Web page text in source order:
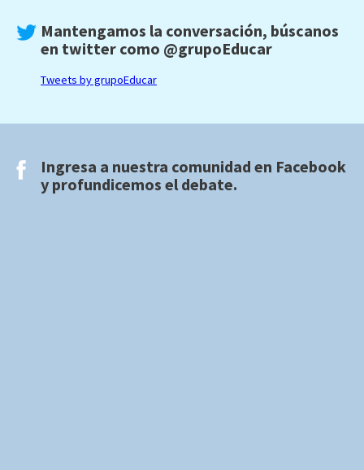
Mantengamos la conversación, búscanos
en twitter como @grupoEducar
Tweets by grupoEducar
Ingresa a nuestra comunidad en Facebook
y profundicemos el debate.